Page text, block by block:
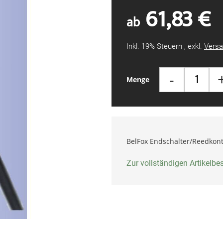
Menge -
ab 61,83 €
Inkl. 19% Steuern , exkl.
BelFox Endschalter/
Zur vollständigen